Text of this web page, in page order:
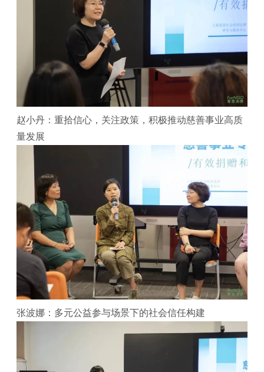
赵小丹：重拾信心，关注政策，积极推动慈善事业高质
量发展
张波娜：多元公益参与场景下的社会信任构建